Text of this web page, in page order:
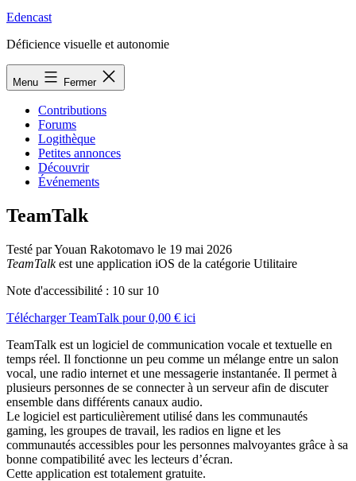
Edencast
Déficience visuelle et autonomie
Menu Fermer
Contributions
Forums
Logithèque
Petites annonces
Découvrir
Événements
TeamTalk
Testé par Youan Rakotomavo le 19 mai 2026
TeamTalkest une application iOS de la catégorie Utilitaire
Note d'accessibilité : 10 sur 10
TéléchargerTeamTalk pour0,00 € ici
TeamTalk est un logiciel de communication vocale et textuelle en
temps réel. Il fonctionne un peu comme un mélange entre un salon
vocal, une radio internet et une messagerie instantanée. Il permet à
plusieurs personnes de se connecter à un serveur afin de discuter
ensemble dans différents canaux audio.
Le logiciel est particulièrement utilisé dans les communautés
gaming, les groupes de travail, les radios en ligne et les
communautés accessibles pour les personnes malvoyantes grâce à sa
bonne compatibilité avec les lecteurs d’écran.
Cette application est totalement gratuite.